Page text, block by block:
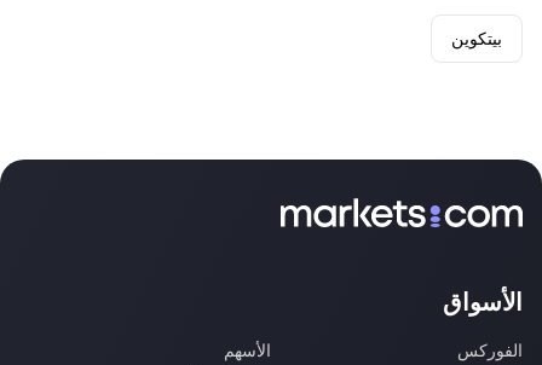
بيتكوين
الأسواق
الفوركس
الأسهم